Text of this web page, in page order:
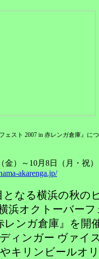
ェスト 2007 in 赤レンガ倉庫』に
金）～10月8日（月・祝）
akarenga.jp/
となる横浜の秋の
浜オクトーバーフ
レンガ倉庫』を開
ィンガー ヴァイ
キリンビールオ